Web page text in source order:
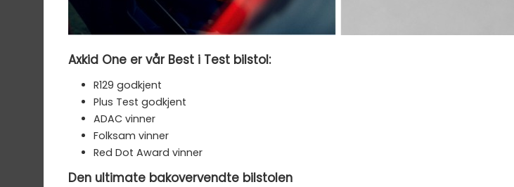
Axkid One er vår Best i Test bilstol:
R129 godkjent
Plus Test godkjent
ADAC vinner
Folksam vinner
Red Dot Award vinner
Den ultimate bakovervendte bilstolen